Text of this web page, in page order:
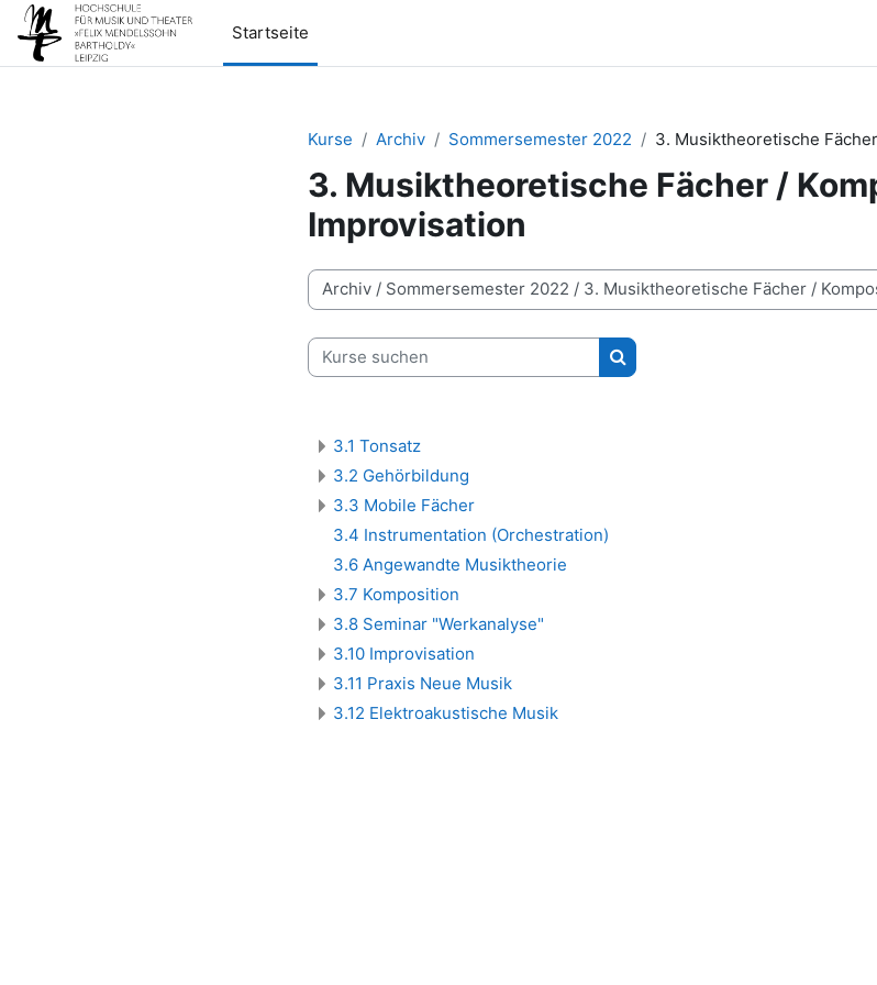
Zum Hauptinhalt
Startseite
Kurse Archiv Sommersemester 2022 3. Musiktheoretische
3. Musiktheoretische Fächer /
Improvisation
Kursbereiche
Kurse suchen
Kurse suchen
3.1 Tonsatz
3.2 Gehörbildung
3.3 Mobile Fächer
3.4 Instrumentation (Orchestration)
3.6 Angewandte Musiktheorie
3.7 Komposition
3.8 Seminar "Werkanalyse"
3.10 Improvisation
3.11 Praxis Neue Musik
3.12 Elektroakustische Musik